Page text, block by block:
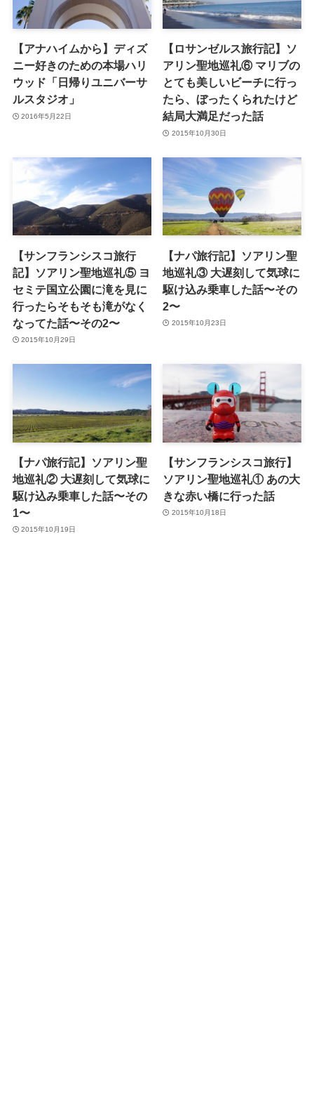
【アナハイムから】ディズ
ニー好きのための本場ハリ
ウッド「日帰りユニバーサ
ルスタジオ」
2016年5月22日
【ロサンゼルス旅行記】ソ
アリン聖地巡礼⑥ マリブの
とても美しいビーチに行っ
たら、ぼったくられたけど
結局大満足だった話
2015年10月30日
【サンフランシスコ旅行
記】ソアリン聖地巡礼⑤ ヨ
セミテ国立公園に滝を見に
行ったらそもそも滝がなく
なってた話〜その2〜
2015年10月29日
【ナパ旅行記】ソアリン聖
地巡礼③ 大遅刻して気球に
駆け込み乗車した話〜その
2〜
2015年10月23日
【ナパ旅行記】ソアリン聖
地巡礼② 大遅刻して気球に
駆け込み乗車した話〜その
1〜
2015年10月19日
【サンフランシスコ旅行】
ソアリン聖地巡礼① あの大
きな赤い橋に行った話
2015年10月18日